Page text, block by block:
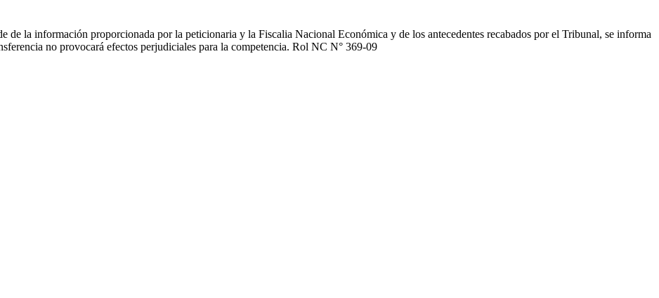
de la información proporcionada por la peticionaria y la Fiscalia Nacional Económica y de los antecedentes recabados por el Tribunal, se informa
no provocará efectos perjudiciales para la competencia. Rol NC N° 369-09